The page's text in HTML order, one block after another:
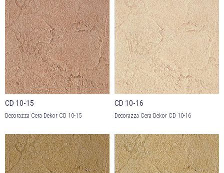
CD 10-15
Decorazza Cera Dekor CD 10-15
CD 10-16
Decorazza Cera Dekor CD 10-16